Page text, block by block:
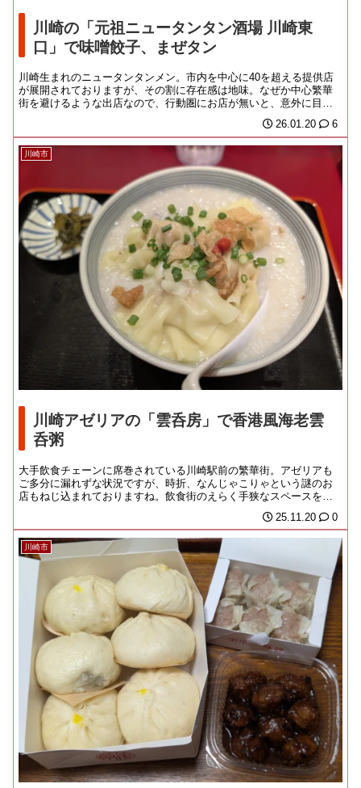
川崎の「元祖ニュータンタン酒場 川崎東
口」で味噌餃子、まぜタン
川崎生まれのニュータンタンメン。市内を中心に40を超える提供店
が展開されておりますが、その割に存在感は地味。なぜか中心繁華
街を避けるような出店なので、行動圏にお店が無いと、意外に目に
26.01.20 6
川崎市
川崎アゼリアの「雲呑房」で香港風海老雲
呑粥
大手飲食チェーンに席巻されている川崎駅前の繁華街。アゼリアも
ご多分に漏れずな状況ですが、時折、なんじゃこりゃという謎のお
店もねじ込まれておりますね。飲食街のえらく手狭なスペースをあ
25.11.20 0
川崎市